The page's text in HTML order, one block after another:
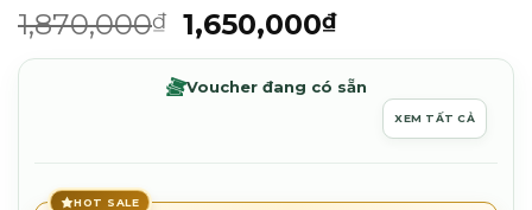
Được
xếp
0.0
1,870,000₫
Giá
gốc
là:
1,650,000₫Giá
hiện
tại
1,650,000₫.
Voucher đang có sẵn
XEM TẤT CẢ
HOT SALE